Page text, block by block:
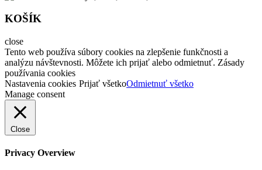
KOŠÍK
close
Tento web používa súbory cookies na zlepšenie funkčnosti a
analýzu návštevnosti. Môžete ich prijať alebo odmietnuť. Zásady
používania cookies
Nastavenia cookies Prijať všetkoOdmietnuť všetko
Manage consent
Close
Privacy Overview